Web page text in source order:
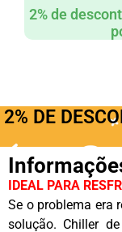
2% de
2% DE
IDEAL PARA
Se o problema era
solução. Chiller